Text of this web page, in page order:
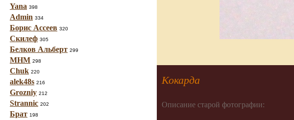
Yana 398
Admin 334
Борис Ассеев 320
Скилеф 305
Белков Альберт 299
МНМ 298
Chuk 220
alek48s 216
Grozniy 212
Strannic 202
Брат 198
Кокарда
Описание старой фотографии: